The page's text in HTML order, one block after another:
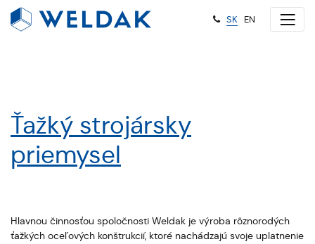
| SK EN
Ťažký strojársky
priemysel
Hlavnou činnosťou spoločnosti Weldak je výroba rôznorodých
ťažkých oceľových konštrukcií, ktoré nachádzajú svoje uplatnenie